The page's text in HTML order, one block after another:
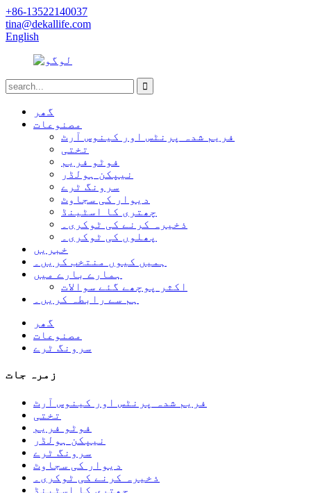
+86-13522140037
tina@dekallife.com
English
گھر
مصنوعات
فریم شدہ پرنٹس اور کینوس آرٹ
تختی
فوٹو فریم
نیپکن ہولڈر
سرونگ ٹرے
دیوار کی سجاوٹ
چھتری کا اسٹینڈ
ذخیرہ کرنے کی ٹوکری۔
پھلوں کی ٹوکری۔
خبریں
ہمیں کیوں منتخب کریں۔
ہمارے بارے میں
اکثر پوچھے گئے سوالات
ہم سے رابطہ کریں۔
گھر
مصنوعات
سرونگ ٹرے
زمرہ جات
فریم شدہ پرنٹس اور کینوس آرٹ
تختی
فوٹو فریم
نیپکن ہولڈر
سرونگ ٹرے
دیوار کی سجاوٹ
ذخیرہ کرنے کی ٹوکری۔
چھتری کا اسٹینڈ